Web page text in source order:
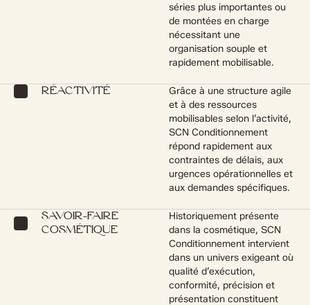
séries plus importantes ou
de montées en charge
nécessitant une
organisation souple et
rapidement mobilisable.
RÉACTIVITÉ
Grâce à une structure agile
et à des ressources
mobilisables selon l’activité,
SCN Conditionnement
répond rapidement aux
contraintes de délais, aux
urgences opérationnelles et
aux demandes spécifiques.
SAVOIR-FAIRE
COSMÉTIQUE
Historiquement présente
dans la cosmétique, SCN
Conditionnement intervient
dans un univers exigeant où
qualité d’exécution,
conformité, précision et
présentation constituent